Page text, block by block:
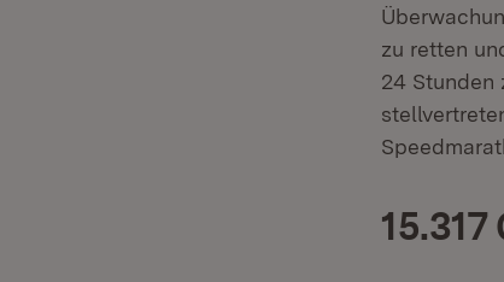
zu retten
24 Stunden